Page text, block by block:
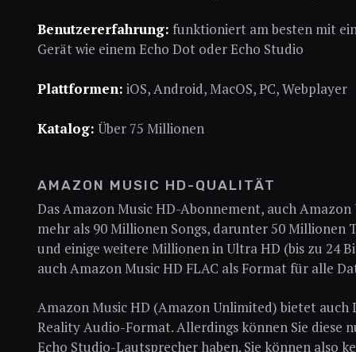
Benutzererfahrung: funktioniert am besten mit
Gerät wie einem Echo Dot oder Echo Studio
Plattformen: iOS, Android, MacOS, PC, Webplayer
Katalog: Über 75 Millionen
AMAZON MUSIC HD-QUALITÄT
Das Amazon Music HD-Abonnement, auch
mehr als 90 Millionen Songs, darunter 50 Millionen
und einige weitere Millionen in Ultra HD (bis zu 24
auch Amazon Music HD FLAC als Format für alle
Amazon Music HD (Amazon Unlimited) bietet auch
Reality Audio-Format. Allerdings können Sie diese
Echo Studio-Lautsprecher haben. Sie können also